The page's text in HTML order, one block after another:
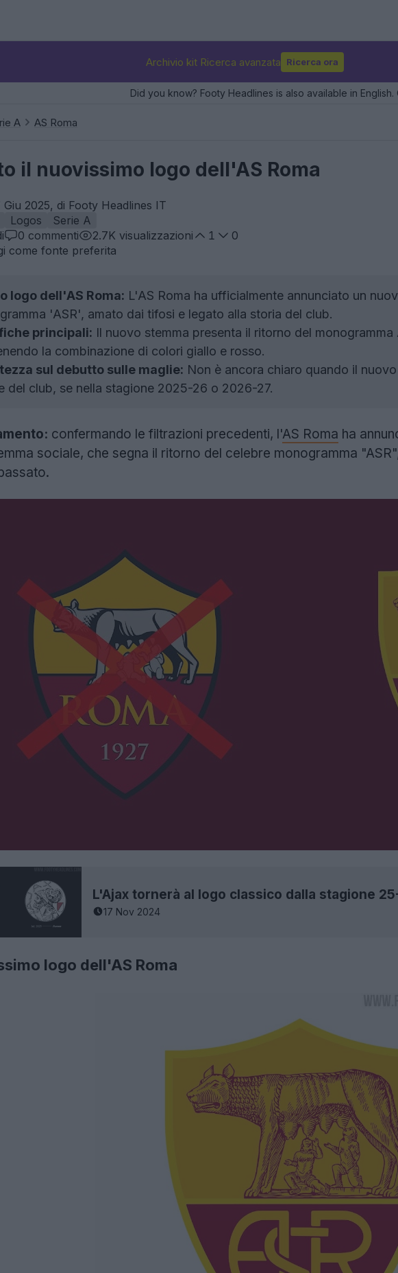
Archivio kit Ricerca avanzata Ricerca ora
Did you know? Footy Headlines is also available in
A AS Roma
il nuovissimo logo dell'AS Roma
Giu 2025, di Footy Headlines IT
Logos
Serie A
0 commenti 2.7K visualizzazioni 1
0
come fonte preferita
logo dell'AS Roma: L'AS Roma ha ufficialmente annunciato un
'ASR', amato dai tifosi e legato alla storia del club.
principali: Il nuovo stemma presenta il ritorno del
la combinazione di colori giallo e rosso.
sul debutto sulle maglie: Non è ancora chiaro quando il
del club, se nella stagione 2025-26 o 2026-27.
confermando le filtrazioni precedenti, l'AS Roma ha
sociale, che segna il ritorno del celebre monogramma
L'Ajax tornerà al logo classico dalla stagione
17 Nov 2024
logo dell'AS Roma